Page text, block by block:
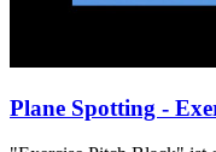
Plane Spotting -